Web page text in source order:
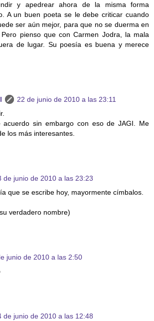
y apedrear ahora de la misma forma
A un buen poeta se le debe criticar cuando
ser aún mejor, para que no se duerma en
pienso que con Carmen Jodra, la mala
de lugar. Su poesía es buena y merece
22 de junio de 2010 a las 23:11
acuerdo sin embargo con eso de JAGI. Me
los más interesantes.
de junio de 2010 a las 23:23
que se escribe hoy, mayormente címbalos.
verdadero nombre)
junio de 2010 a las 2:50
de junio de 2010 a las 12:48